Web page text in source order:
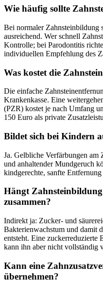
Wie häufig sollte
Bei normaler Zahnsteinbildung
ausreichend. Wer schnell
Kontrolle; bei Parodontitis
individuellen Empfehlung des
Was kostet die
Die einfache
Krankenkasse. Eine
(PZR) kostet je nach Umfang
150 Euro als private
Bildet sich bei Kindern
Ja. Gelbliche Verfärbungen am
und anhaltender Mundgeruch
kindgerechte, sanfte
Hängt
zusammen?
Indirekt ja: Zucker- und
Bakterienwachstum und damit
entsteht. Eine zuckerreduzierte
kann ihn aber nicht vollständig
Kann eine
übernehmen?